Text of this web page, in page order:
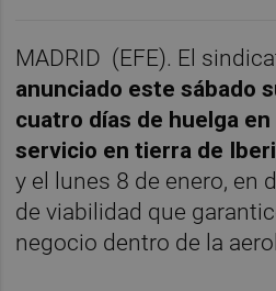
MADRID (EFE). El
anunciado este sábado
cuatro días de huelga
servicio en tierra de
y el lunes 8 de enero, en
de viabilidad que
negocio dentro de la